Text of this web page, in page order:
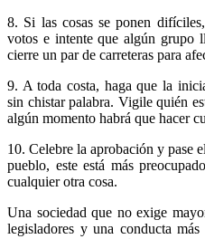
8. Si las cosas se ponen
votos e intente que algún grupo
cierre un par de carreteras para
9. A toda costa, haga que la
sin chistar palabra. Vigile quién
algún momento habrá que hacer
10. Celebre la aprobación y pase
pueblo, este está más
cualquier otra cosa.
Una sociedad que no exige
legisladores y una conducta